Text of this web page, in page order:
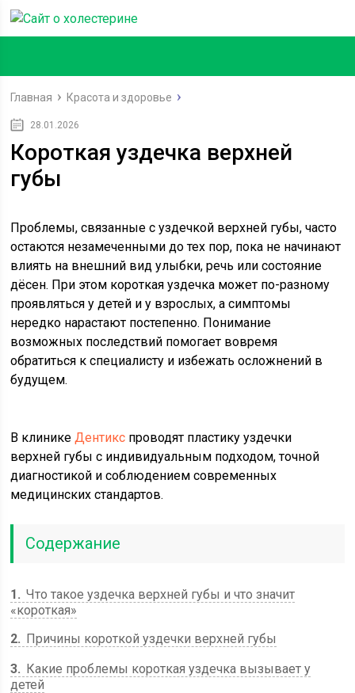
Главная Красота и здоровье
28.01.2026
Короткая уздечка верхней
губы
Проблемы, связанные с уздечкой верхней губы, часто
остаются незамеченными до тех пор, пока не начинают
влиять на внешний вид улыбки, речь или состояние
дёсен. При этом короткая уздечка может по-разному
проявляться у детей и у взрослых, а симптомы
нередко нарастают постепенно. Понимание
возможных последствий помогает вовремя
обратиться к специалисту и избежать осложнений в
будущем.
В клиникеДентикс проводят пластику уздечки
верхней губы с индивидуальным подходом, точной
диагностикой и соблюдением современных
медицинских стандартов.
Содержание
1
Что такое уздечка верхней губы и что значит
«короткая»
2
Причины короткой уздечки верхней губы
3
Какие проблемы короткая уздечка вызывает у
детей